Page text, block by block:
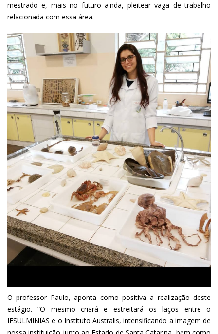
mestrado e, mais no futuro ainda, pleitear vaga de trabalho
relacionada com essa área.
O professor Paulo, aponta como positiva a realização deste
estágio. “O mesmo criará e estreitará os laços entre o
IFSULMINIAS e o Instituto Australis, intensificando a imagem de